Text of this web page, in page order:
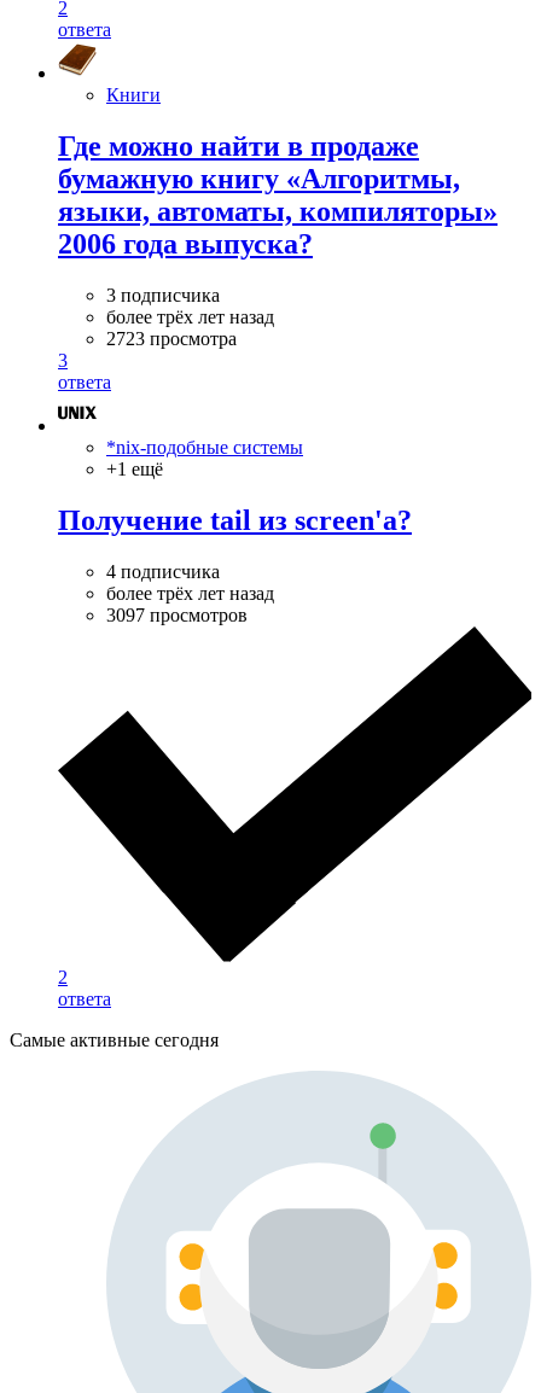
2
ответа
Книги
Где можно найти в продаже
бумажную книгу «Алгоритмы,
языки, автоматы, компиляторы»
2006 года выпуска?
3 подписчика
более трёх лет назад
2723 просмотра
3
ответа
*nix-подобные системы
+1 ещё
Получение tail из screen'а?
4 подписчика
более трёх лет назад
3097 просмотров
2
ответа
Самые активные сегодня